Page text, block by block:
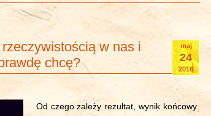
maj
24
2016
w nas i
chcę?
Od czego zależy rezultat, wynik końcowy